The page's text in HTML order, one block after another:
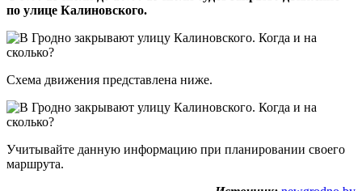
по улице Калиновского.
Схема движения представлена ниже.
Учитывайте данную информацию при планировании своего
маршрута.